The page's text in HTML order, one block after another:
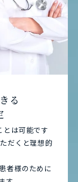
る
とは可能です
だくと理想的
者様のために